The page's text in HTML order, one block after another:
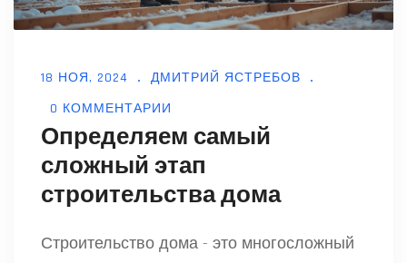
18 НОЯ, 2024
ДМИТРИЙ ЯСТРЕБОВ
0 КОММЕНТАРИИ
Определяем самый
сложный этап
строительства дома
Строительство дома - это многосложный